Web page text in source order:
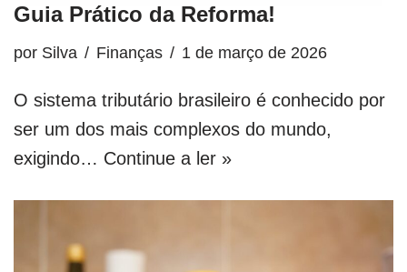
Guia Prático da Reforma!
por Silva Finanças 1 de março de 2026
O sistema tributário brasileiro é conhecido por
ser um dos mais complexos do mundo,
exigindo… Continue a ler »